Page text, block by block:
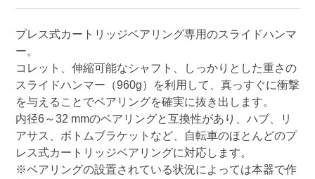
プレス式カートリッジベアリング専用のスライドハンマ
ー。
コレット、伸縮可能なシャフト、しっかりとした重さの
スライドハンマー（960g）を利用して、真っすぐに衝撃
を与えることでベアリングを確実に抜き出します。
内径6～32 mmのベアリングと互換性があり、ハブ、リ
アサス、ボトムブラケットなど、自転車のほとんどのプ
レス式カートリッジベアリングに対応します。
※ベアリングの設置されている状況によっては本器で作